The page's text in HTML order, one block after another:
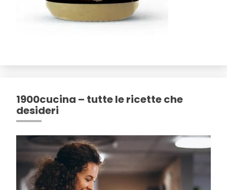
1900cucina – tutte le ricette che
desideri